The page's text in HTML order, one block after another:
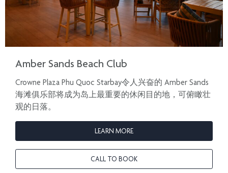
Amber Sands Beach Club
Crowne Plaza Phu Quoc Starbay令人兴奋的 Amber Sands
海滩俱乐部将成为岛上最重要的休闲目的地，可俯瞰壮
观的日落。
LEARN MORE
CALL TO BOOK